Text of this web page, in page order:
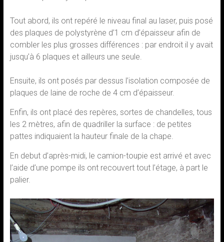
Tout abord, ils ont repéré le niveau final au laser, puis posé
des plaques de polystyrène d’1 cm d’épaisseur afin de
combler les plus grosses différences : par endroit il y avait
jusqu’à 6 plaques et ailleurs une seule.
Ensuite, ils ont posés par dessus l’isolation composée de
plaques de laine de roche de 4 cm d’épaisseur.
Enfin, ils ont placé des repères, sortes de chandelles, tous
les 2 mètres, afin de quadriller la surface : de petites
pattes indiquaient la hauteur finale de la chape.
En debut d’après-midi, le camion-toupie est arrivé et avec
l’aide d’une pompe ils ont recouvert tout l’étage, à part le
palier.